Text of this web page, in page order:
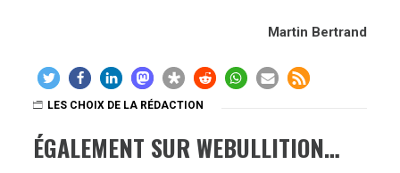
Martin Bertrand
LES CHOIX DE LA RÉDACTION
ÉGALEMENT SUR WEBULLITION…